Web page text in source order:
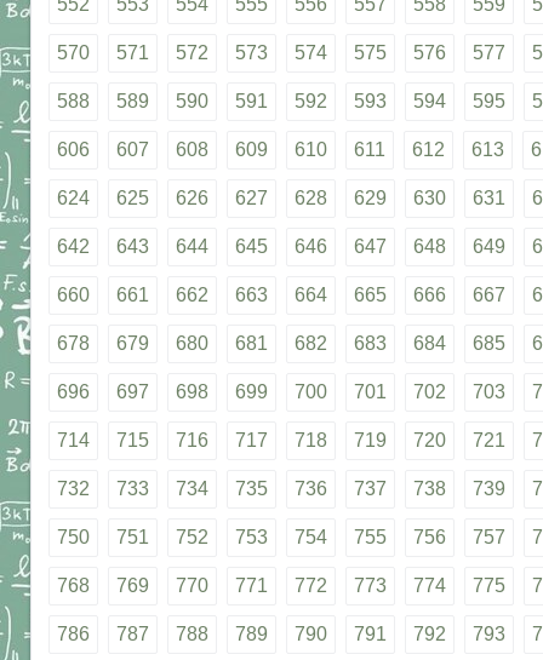
570 571 572 573 574 575 576 577
588 589 590 591 592 593 594 595
606 607 608 609 610 611 612 613
624 625 626 627 628 629 630 631
642 643 644 645 646 647 648 649
660 661 662 663 664 665 666 667
678 679 680 681 682 683 684 685
696 697 698 699 700 701 702 703
714 715 716 717 718 719 720 721
732 733 734 735 736 737 738 739
750 751 752 753 754 755 756 757
768 769 770 771 772 773 774 775
786 787 788 789 790 791 792 793